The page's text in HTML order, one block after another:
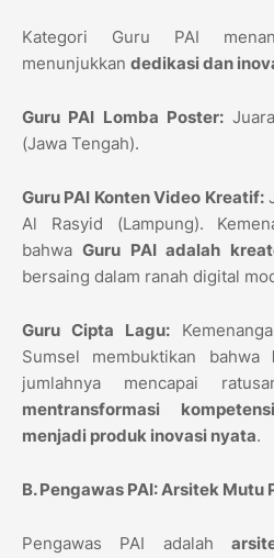
Kategori Guru PAI
menunjukkan dedikasi dan
Guru PAI Lomba Poster:
(Jawa Tengah).
Guru PAI Konten Video Kreatif:
Al Rasyid (Lampung).
bahwaGuru PAI adalah
bersaing dalam ranah digital
Guru Cipta Lagu:
Sumsel membuktikan bahwa
jumlahnya mencapai
mentransformasi
menjadi produk inovasi nyata.
B. Pengawas PAI: Arsitek Mutu
Pengawas PAI adalah